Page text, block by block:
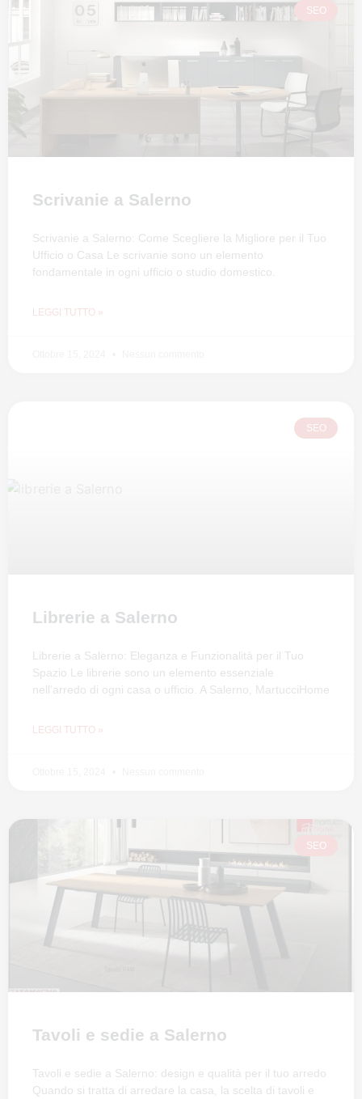
SEO
Scrivanie a Salerno
Scrivanie a Salerno: Come Scegliere la Migliore per il Tuo
Ufficio o Casa Le scrivanie sono un elemento
fondamentale in ogni ufficio o studio domestico.
LEGGI TUTTO »
SEO
Librerie a Salerno
Librerie a Salerno: Eleganza e Funzionalità per il Tuo
Spazio Le librerie sono un elemento essenziale
nell’arredo di ogni casa o ufficio. A Salerno, MartucciHome
LEGGI TUTTO »
SEO
Tavoli e sedie a Salerno
Tavoli e sedie a Salerno: design e qualità per il tuo arredo
Quando si tratta di arredare la casa, la scelta di tavoli e